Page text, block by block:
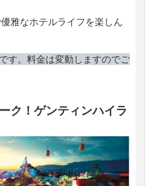
雅なホテルライフを楽しん
す。料金は変動しますのでご
ク！ゲンティンハイラ